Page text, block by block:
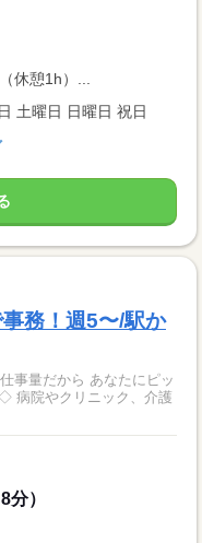
休憩1h）...
土曜日 日曜日 祝日
務！週5〜/駅か
事量だから あなたにピッ
）